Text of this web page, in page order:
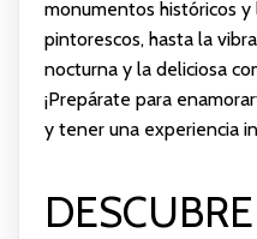
monumentos históricos y
pintorescos, hasta la
nocturna y la deliciosa
¡Prepárate para
y tener una experiencia